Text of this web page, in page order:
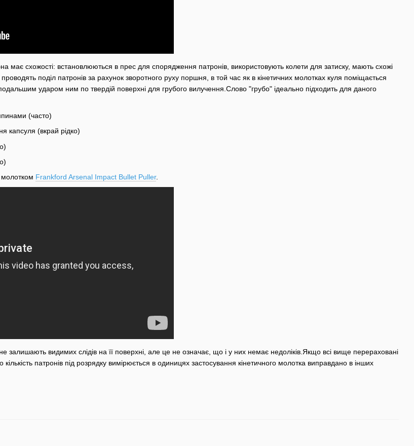
має схожості: встановлюються в прес для спорядження патронів, використовують колети для затиску, мають схожі
поділ патронів за рахунок зворотного руху поршня, в той час як в кінетичних молотках куля поміщається
ударом ним по твердій поверхні для грубого вилучення.Слово "грубо" ідеально підходить для даного
(часто)
капсуля (вкрай рідко)
молотком Frankford Arsenal Impact Bullet Puller.
видимих слідів на її поверхні, але це не означає, що і у них немає недоліків.Якщо всі вище перераховані
патронів під розрядку вимірюється в одиницях застосування кінетичного молотка виправдано в інших